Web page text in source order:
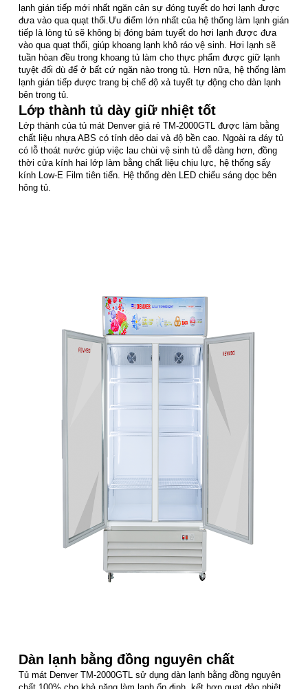
lạnh gián tiếp mới nhất ngăn cản sự đóng tuyết do hơi lạnh được
đưa vào qua quạt thổi.Ưu điểm lớn nhất của hệ thống làm lạnh gián
tiếp là lòng tủ sẽ không bị đóng bám tuyết do hơi lạnh được đưa
vào qua quạt thổi, giúp khoang lạnh khô ráo vệ sinh. Hơi lạnh sẽ
tuần hòan đều trong khoang tủ làm cho thực phẩm được giữ lạnh
tuyệt đối dù để ở bất cứ ngăn nào trong tủ. Hơn nữa, hệ thống làm
lạnh gián tiếp được trang bị chế độ xả tuyết tự động cho dàn lạnh
bên trong tủ.
Lớp thành tủ dày giữ nhiệt tốt
Lớp thành của tủ mát Denver giá rẻ TM-2000GTL được làm bằng
chất liệu nhựa ABS có tính dẻo dai và độ bền cao. Ngoài ra đáy tủ
có lỗ thoát nước giúp việc lau chùi vệ sinh tủ dễ dàng hơn, đồng
thời cửa kính hai lớp làm bằng chất liệu chịu lực, hệ thống sấy
kính Low-E Film tiên tiến. Hệ thống đèn LED chiếu sáng dọc bên
hông tủ.
Dàn lạnh bằng đồng nguyên chất
Tủ mát Denver TM-2000GTL sử dụng dàn lạnh bằng đồng nguyên